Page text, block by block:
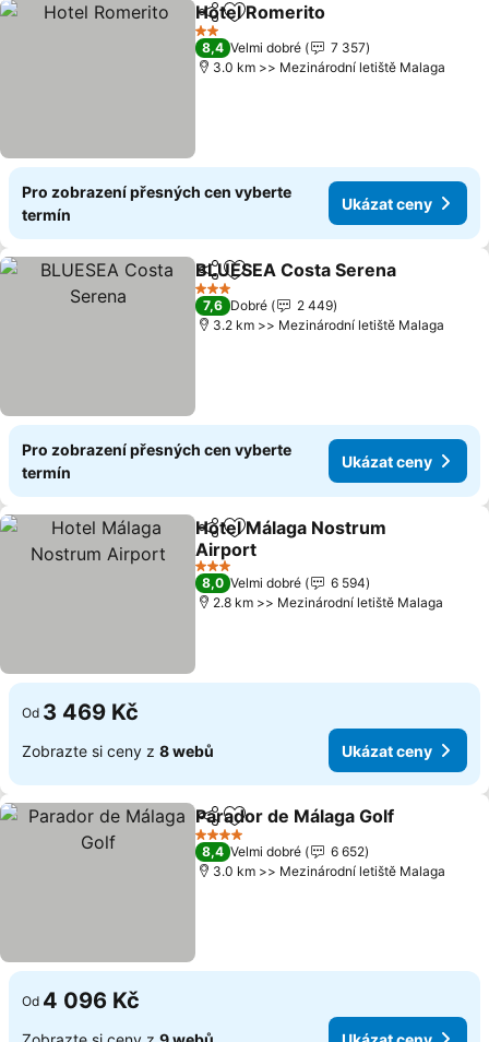
SdíletPřidat na seznam oblíbených
Hotel Romerito
2 Počet hvězdiček
8,4 Velmi dobré
7 357
3.0 km >> Mezinárodní letiště Malaga
Pro zobrazení přesných cen vyberte
termín
Ukázat ceny
SdíletPřidat na seznam oblíbených
BLUESEA Costa Serena
3 Počet hvězdiček
7,6 Dobré
2 449
3.2 km >> Mezinárodní letiště Malaga
Pro zobrazení přesných cen vyberte
termín
Ukázat ceny
SdíletPřidat na seznam oblíbených
Hotel Málaga Nostrum
Airport
3 Počet hvězdiček
8,0 Velmi dobré
6 594
2.8 km >> Mezinárodní letiště Malaga
Od 3 469 Kč
Zobrazte si ceny z 8 webů Ukázat ceny
SdíletPřidat na seznam oblíbených
Parador de Málaga Golf
4 Počet hvězdiček
8,4 Velmi dobré
6 652
3.0 km >> Mezinárodní letiště Malaga
Od 4 096 Kč